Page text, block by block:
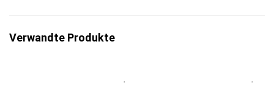
Verwandte Produkte